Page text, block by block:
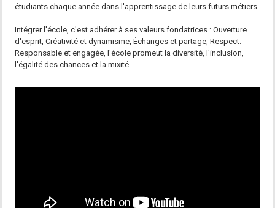
étudiants chaque année dans l'apprentissage de leurs futurs métiers.
Intégrer l'école, c'est adhérer à ses valeurs fondatrices : Ouverture
d'esprit, Créativité et dynamisme, Échanges et partage, Respect.
Responsable et engagée, l'école promeut la diversité, l'inclusion,
l'égalité des chances et la mixité.